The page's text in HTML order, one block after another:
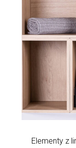
Elementy z